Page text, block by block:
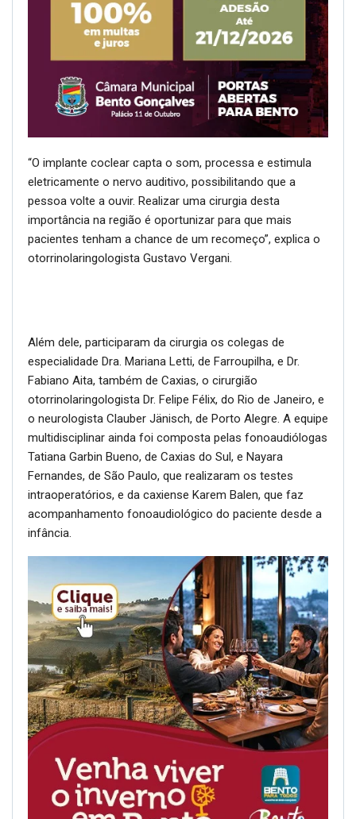
“O implante coclear capta o som, processa e estimula
eletricamente o nervo auditivo, possibilitando que a
pessoa volte a ouvir. Realizar uma cirurgia desta
importância na região é oportunizar para que mais
pacientes tenham a chance de um recomeço”, explica o
otorrinolaringologista Gustavo Vergani.
Além dele, participaram da cirurgia os colegas de
especialidade Dra. Mariana Letti, de Farroupilha, e Dr.
Fabiano Aita, também de Caxias, o cirurgião
otorrinolaringologista Dr. Felipe Félix, do Rio de Janeiro, e
o neurologista Clauber Jänisch, de Porto Alegre. A equipe
multidisciplinar ainda foi composta pelas fonoaudiólogas
Tatiana Garbin Bueno, de Caxias do Sul, e Nayara
Fernandes, de São Paulo, que realizaram os testes
intraoperatórios, e da caxiense Karem Balen, que faz
acompanhamento fonoaudiológico do paciente desde a
infância.